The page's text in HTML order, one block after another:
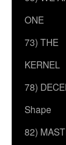
ONE
73) THE
KERNEL
78)
Shape
82)